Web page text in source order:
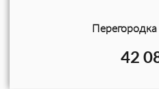
42